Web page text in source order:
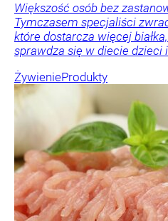
Większość osób bez
Tymczasem specjaliści
które dostarcza więcej
sprawdza się w diecie dzieci
ŻywienieProdukty